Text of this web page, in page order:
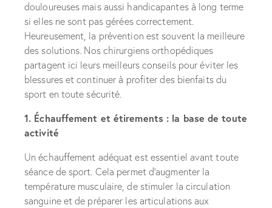
douloureuses mais aussi handicapantes à long terme
si elles ne sont pas gérées correctement.
Heureusement, la prévention est souvent la meilleure
des solutions. Nos chirurgiens orthopédiques
partagent ici leurs meilleurs conseils pour éviter les
blessures et continuer à profiter des bienfaits du
sport en toute sécurité.
1. Échauffement et étirements : la base de toute
activité
Un échauffement adéquat est essentiel avant toute
séance de sport. Cela permet d’augmenter la
température musculaire, de stimuler la circulation
sanguine et de préparer les articulations aux